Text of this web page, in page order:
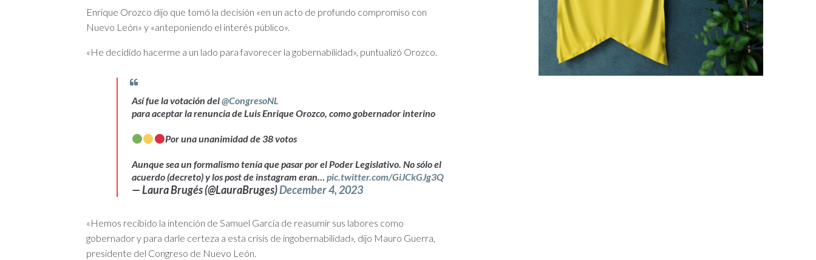
Enrique Orozco dijo que tomó la decisión «en un acto de profundo compromiso con
Nuevo León» y «anteponiendo el interés público».
«He decidido hacerme a un lado para favorecer la gobernabilidad», puntualizó Orozco.
Así fue la votación del@CongresoNL
para aceptar la renuncia de Luis Enrique Orozco, como gobernador interino
Por una unanimidad de 38 votos
Aunque sea un formalismo tenía que pasar por el Poder Legislativo. No sólo el
acuerdo (decreto) y los post de instagram eran… pic.twitter.com/GiJCkGJg3Q
— Laura Brugés (@LauraBruges)December 4, 2023
«Hemos recibido la intención de Samuel García de reasumir sus labores como
gobernador y para darle certeza a esta crisis de ingobernabilidad», dijo Mauro Guerra,
presidente del Congreso de Nuevo León.